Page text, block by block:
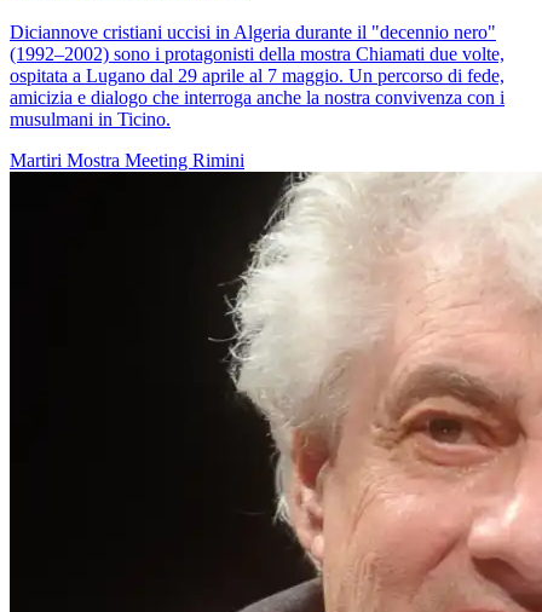
Diciannove cristiani uccisi in Algeria durante il "decennio nero"
(1992–2002) sono i protagonisti della mostra Chiamati due volte,
ospitata a Lugano dal 29 aprile al 7 maggio. Un percorso di fede,
amicizia e dialogo che interroga anche la nostra convivenza con i
musulmani in Ticino.
Martiri Mostra Meeting Rimini